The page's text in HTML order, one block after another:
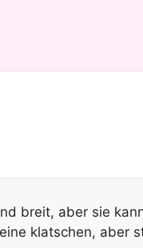
breit, aber sie
klatschen, aber